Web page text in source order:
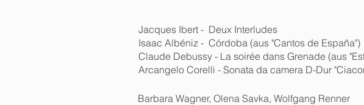
Jacques Ibert - Deux Interludes
Isaac Albéniz - Córdoba (aus "Cantos de España")
Claude Debussy - La soirée dans Grenade (aus
Arcangelo Corelli - Sonata da camera D-Dur
Barbara Wagner, Olena Savka, Wolfgang Renner